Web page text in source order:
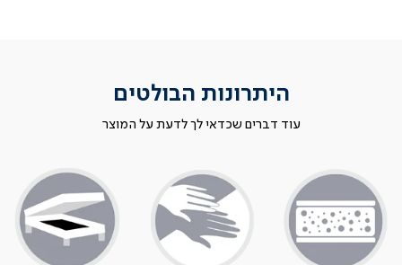
היתרונות הבולטים
עוד דברים שכדאי לך לדעת על המוצר